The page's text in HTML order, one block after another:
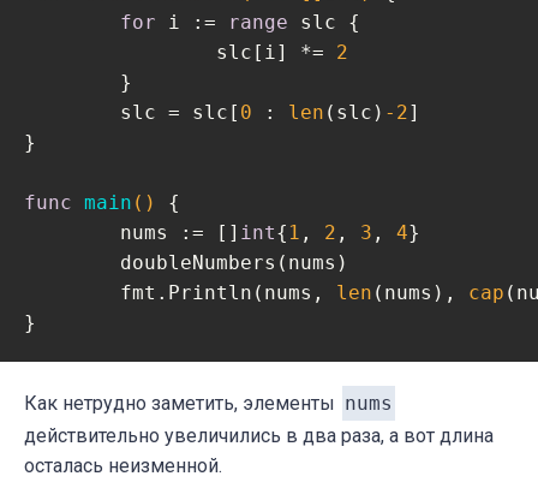
for i := range slc {
		slc[i] *=
2
	slc = slc[
0 : len (slc) -2]
}
func main ()
{
	nums := []
int{ 1 , 2 , 3 , 4}
	fmt.Println(nums,
len (nums), cap
Как нетрудно заметить, элементы nums
действительно увеличились в два раза, а вот длина
осталась неизменной.